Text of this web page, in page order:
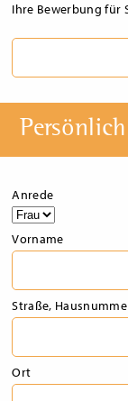
Ihre Bewerbung für
Anrede
Vorname
Straße,
Ort